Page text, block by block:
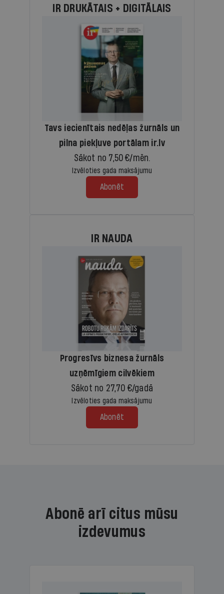
IR DRUKĀTAIS + DIGITĀLAIS
Tavs iecienītais nedēļas žurnāls un
pilna piekļuve portālam ir.lv
Sākot no 7,50 €/mēn.
Izvēloties gada maksājumu
Abonēt
IR NAUDA
Progresīvs biznesa žurnāls
uzņēmīgiem cilvēkiem
Sākot no 27,70 €/gadā
Izvēloties gada maksājumu
Abonēt
Abonē arī citus mūsu
izdevumus